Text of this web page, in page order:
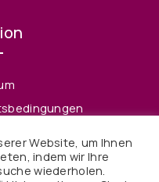
Website, um Ihnen
indem wir Ihre
wiederholen.